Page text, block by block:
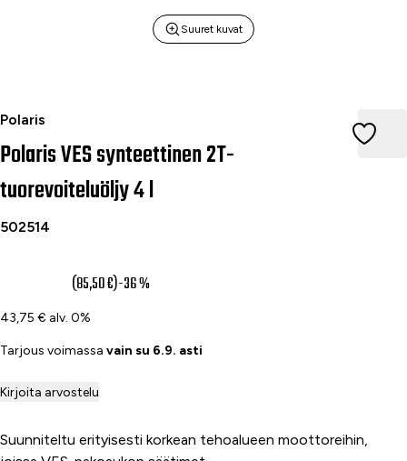
Suuret kuvat
Polaris
Polaris VES synteettinen 2T-tuorevoiteluöljy 4 l
Polaris VES synteettinen 2T-
tuorevoiteluöljy 4 l
502514
(85,50 €)-36 %
43,75 € alv. 0%
Tarjous voimassa vain su 6.9. asti
Kirjoita arvostelu
Suunniteltu erityisesti korkean tehoalueen moottoreihin,